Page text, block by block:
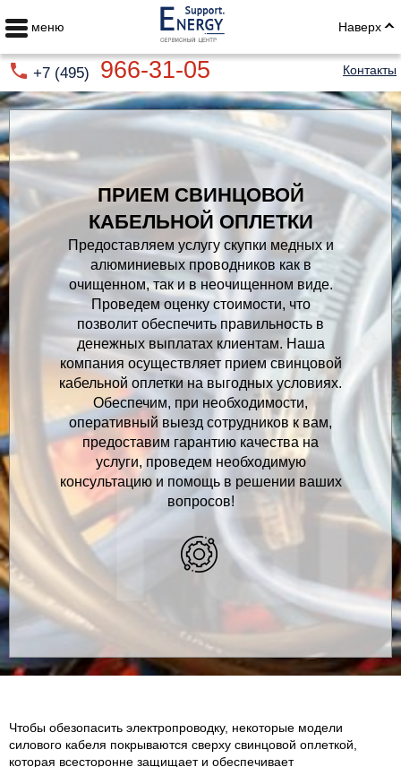
меню Наверх
+7 (495) 966-31-05 Контакты
ПРИЕМ СВИНЦОВОЙ
КАБЕЛЬНОЙ ОПЛЕТКИ
Предоставляем услугу скупки медных и
алюминиевых проводников как в
очищенном, так и в неочищенном виде.
Проведем оценку стоимости, что
позволит обеспечить правильность в
денежных выплатах клиентам. Наша
компания осуществляет прием свинцовой
кабельной оплетки на выгодных условиях.
Обеспечим, при необходимости,
оперативный выезд сотрудников к вам,
предоставим гарантию качества на
услуги, проведем необходимую
консультацию и помощь в решении ваших
вопросов!
Чтобы обезопасить электропроводку, некоторые модели
силового кабеля покрываются сверху свинцовой оплеткой,
которая всесторонне защищает и обеспечивает